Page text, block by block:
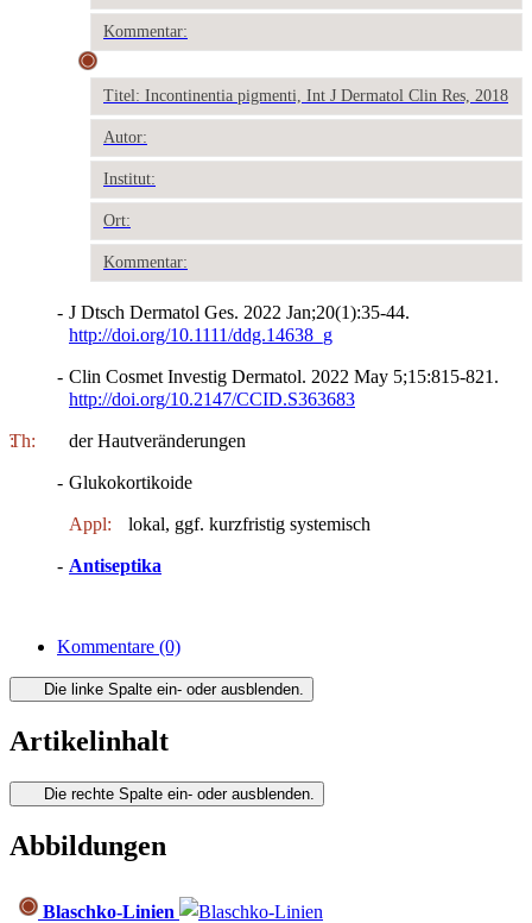
Kommentar:
Titel: Incontinentia pigmenti, Int J Dermatol Clin Res, 2018
Autor:
Institut:
Ort:
Kommentar:
- J Dtsch Dermatol Ges. 2022 Jan;20(1):35-44.
http://doi.org/10.1111/ddg.14638_g
- Clin Cosmet Investig Dermatol. 2022 May 5;15:815-821.
http://doi.org/10.2147/CCID.S363683
Th: der Hautveränderungen
:
- Glukokortikoide
Appl: lokal, ggf. kurzfristig systemisch
- Antiseptika
Kommentare (0)
Die linke Spalte ein- oder ausblenden.
Artikelinhalt
Die rechte Spalte ein- oder ausblenden.
Abbildungen
Blaschko-Linien